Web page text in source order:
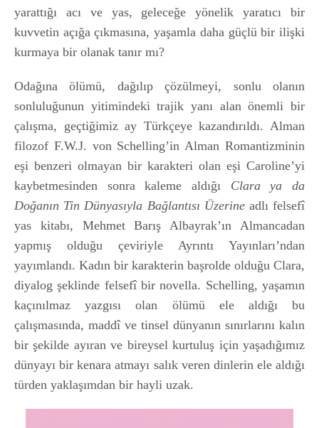
yarattığı acı ve yas, geleceğe yönelik yaratıcı bir
kuvvetin açığa çıkmasına, yaşamla daha güçlü bir ilişki
kurmaya bir olanak tanır mı?
Odağına ölümü, dağılıp çözülmeyi, sonlu olanın
sonluluğunun yitimindeki trajik yanı alan önemli bir
çalışma, geçtiğimiz ay Türkçeye kazandırıldı. Alman
filozof F.W.J. von Schelling’in Alman Romantizminin
eşi benzeri olmayan bir karakteri olan eşi Caroline’yi
kaybetmesinden sonra kaleme aldığı Clara ya da
Doğanın Tin Dünyasıyla Bağlantısı Üzerineadlı felsefî
yas kitabı, Mehmet Barış Albayrak’ın Almancadan
yapmış olduğu çeviriyle Ayrıntı Yayınları’ndan
yayımlandı. Kadın bir karakterin başrolde olduğu Clara,
diyalog şeklinde felsefî bir novella. Schelling, yaşamın
kaçınılmaz yazgısı olan ölümü ele aldığı bu
çalışmasında, maddî ve tinsel dünyanın sınırlarını kalın
bir şekilde ayıran ve bireysel kurtuluş için yaşadığımız
dünyayı bir kenara atmayı salık veren dinlerin ele aldığı
türden yaklaşımdan bir hayli uzak.